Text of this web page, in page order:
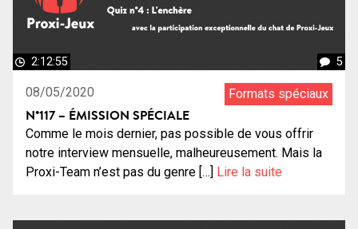
2:12:55 5
08/05/2020 Formats spéciaux
N°117 – ÉMISSION SPÉCIALE
Comme le mois dernier, pas possible de vous offrir
notre interview mensuelle, malheureusement. Mais la
Proxi-Team n’est pas du genre […] Lire la suite